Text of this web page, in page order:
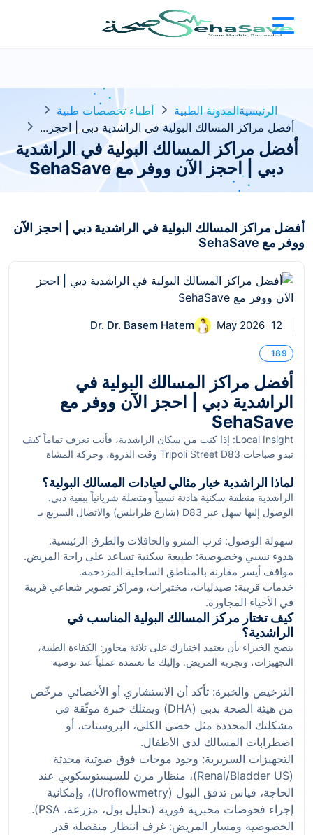
الرئيسيةالمدونة الطبية
أطباء تخصصات طبية
أفضل مراكز المسالك البولية في الراشدية دبي | احجز...
أفضل مراكز المسالك البولية في الراشدية
دبي | احجز الآن ووفر مع SehaSave
أفضل مراكز المسالك البولية في الراشدية دبي | احجز الآن
ووفر مع SehaSave
12 May 2026
Dr. Dr. Basem Hatem
189
أفضل مراكز المسالك البولية في
الراشدية دبي | احجز الآن ووفر مع
SehaSave
Local Insight: إذا كنت من سكان الراشدية، فأنت تعرف تماماً كيف
تبدو صباحات Tripoli Street D83 وقت الذروة، وحركة المشاة
الراشدية) ومحطة الحافلات المجاورة. وسط هذا الإيقاع السريع، قد
يطرأ ألم مفاجئ في الخاصرة أو تكرار مزعج للتبول يجعلك تبحث عن
مركز مسالك قريب يتمتع بخصوصية ومواعيد سريعة قبل التوجّه إلى
واقع ممارستنا، اختيار المركز الأنسب في الراشدية يمكن أن يختصر
وقتك، يخفّض التكلفة، ويضمن لك تجربة رعاية تحافظ على
خصوصيتك.
لماذا الراشدية خيار مثالي لعيادات المسالك البولية؟
الراشدية منطقة سكنية هادئة نسبياً ومتصلة شريانياً ببقية دبي.
الوصول إليها سهل عبر D83 (شارع طرابلس) والاتصال السريع بـ
ومدينة مهرجان دبي (Dubai Festival City) خلال دقائق بالسيارة.
كما أن وجود محطة مترو "سنتر بوينت" ومحطة الحافلات الكبرى
يجعلها ملائمة للمرضى القادمين من الأحياء المجاورة. وتتميز المنطقة
بوفرة المواقف العامة حول الحدائق الداخلية مثل Rashidiya Park
وفي الشوارع الداخلية، وهو عامل مهم لمن يفضل زيارة العيادة
بسيارته، فضلاً عن قربها من مراكز تسوق وخدمات كـ City Centre
Mirdif لتنسيق مواعيد طبية تتناسب مع نمط الحياة اليومي.
سهولة الوصول: قرب المترو والحافلات والطرق الرئيسية.
هدوء نسبي وخصوصية: طبيعة سكنية تساعد على راحة المريض.
مواقف أيسر مقارنة بالمناطق الساحلية المزدحمة.
خدمات قريبة: صيدليات، مختبرات، ومراكز تصوير شعاعي قريبة
في الأحياء المجاورة.
كيف تختار مركز المسالك البولية المناسب في
الراشدية؟
ينصح الخبراء بأن يعتمد اختيارك على ثلاثة محاور: الكفاءة الطبية،
التجهيزات، وتجربة المريض. وإليك ما نعتمده عملياً عند توصية
الترخيص والخبرة: تأكد أن الاستشاري أو الأخصائي مرخّص
من هيئة الصحة بدبي (DHA) ويمتلك خبرة موثّقة في
مشكلتك المحددة مثل حصى الكلى، البروستات، أو
اضطرابات المسالك لدى الأطفال.
التجهيزات السريرية: وجود موجات فوق صوتية محدثة
(Renal/Bladder US)، منظار مرن للسيستوسكوبي عند
الحاجة، قياس تدفق البول (Uroflowmetry)، وإمكانية
إجراء فحوصات مخبرية فورية (تحليل بول، مزرعة، PSA).
الخصوصية ومسار المريض: غرف انتظار منفصلة قدر